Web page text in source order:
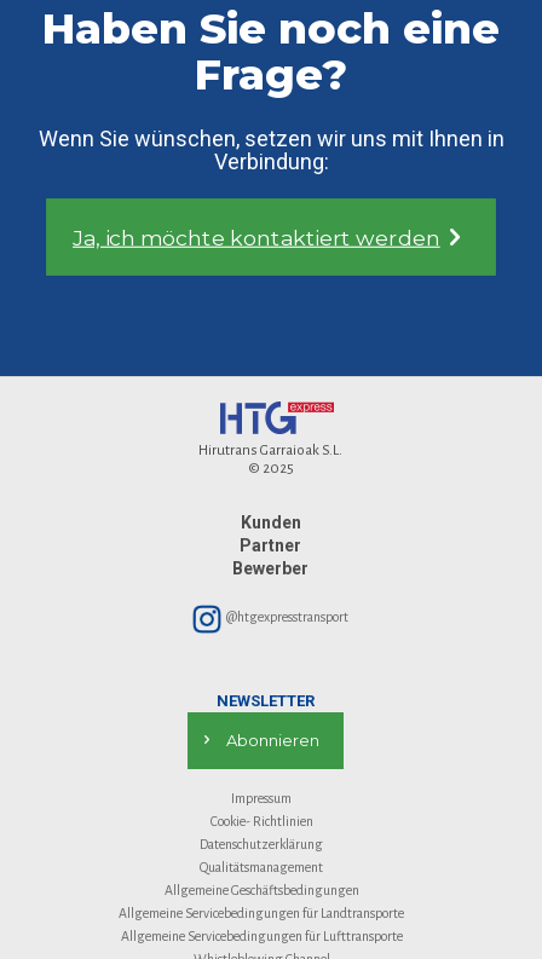
Haben Sie noch eine
Frage?
Wenn Sie wünschen, setzen wir uns mit Ihnen in
Verbindung:
Ja, ich möchte kontaktiert werden
Hirutrans Garraioak S.L.
© 2025
Kunden
Partner
Bewerber
@htgexpresstransport
NEWSLETTER
Abonnieren
Impressum
Cookie- Richtlinien
Datenschutzerklärung
Qualitätsmanagement
Allgemeine Geschäftsbedingungen
Allgemeine Servicebedingungen für Landtransporte
Allgemeine Servicebedingungen für Lufttransporte